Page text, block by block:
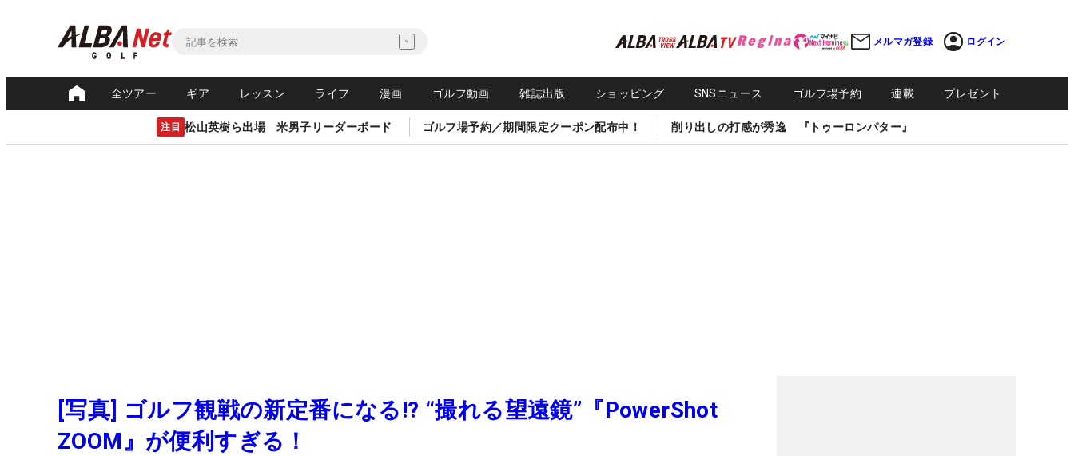
メルマガ登録 ログイン
全ツアー ギア レッスン ライフ 漫画 ゴルフ動画 雑誌出版 ショッピング SNSニュース ゴルフ場予約 連載 プレゼント
注目 松山英樹ら出場 米男子リーダーボード ゴルフ場予約／期間限定クーポン配布中！ 削り出しの打感が秀逸 『トゥーロンパター』
[写真] ゴルフ観戦の新定番になる!? “撮れる望遠鏡”『PowerShot
ZOOM』が便利すぎる！